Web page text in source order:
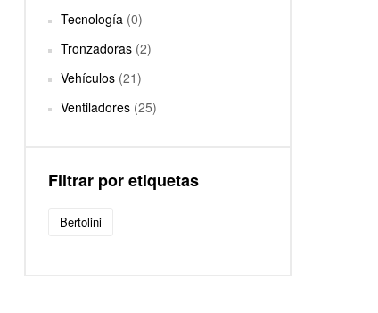
Tecnología (0)
Tronzadoras (2)
Vehículos (21)
Ventiladores (25)
Filtrar por etiquetas
Bertolini